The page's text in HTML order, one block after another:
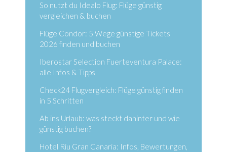
So nutzt du Idealo Flug: Flüge günstig
vergleichen & buchen
Flüge Condor: 5 Wege günstige Tickets
2026 finden und buchen
Iberostar Selection Fuerteventura Palace:
alle Infos & Tipps
Check24 Flugvergleich: Flüge günstig finden
in 5 Schritten
Ab ins Urlaub: was steckt dahinter und wie
günstig buchen?
Hotel Riu Gran Canaria: Infos, Bewertungen,